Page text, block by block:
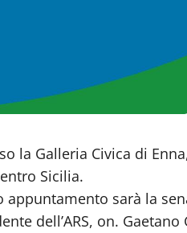
la Galleria Civica di
Sicilia.
sarà la
dell’ARS, on.